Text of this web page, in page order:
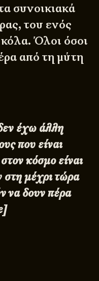
συνοικιακά
του ενός
κόλα. Όλοι όσοι
από τη μύτη
έχω άλλη
που είναι
κόσμο είναι
μέχρι τώρα
να δουν πέρα